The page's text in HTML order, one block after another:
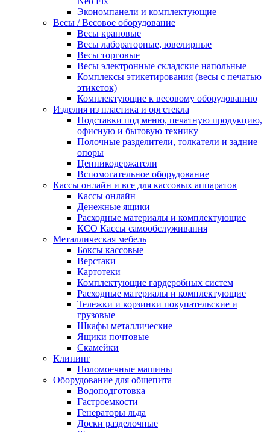
Экономпанели и комплектующие
Весы / Весовое оборудование
Весы крановые
Весы лабораторные, ювелирные
Весы торговые
Весы электронные складские напольные
Комплексы этикетирования (весы с печатью
этикеток)
Комплектующие к весовому оборудованию
Изделия из пластика и оргстекла
Подставки под меню, печатную продукцию,
офисную и бытовую технику
Полочные разделители, толкатели и задние
опоры
Ценникодержатели
Вспомогательное оборудование
Кассы онлайн и все для кассовых аппаратов
Кассы онлайн
Денежные ящики
Расходные материалы и комплектующие
КСО Кассы самообслуживания
Металлическая мебель
Боксы кассовые
Верстаки
Картотеки
Комплектующие гардеробных систем
Расходные материалы и комплектующие
Тележки и корзинки покупательские и
грузовые
Шкафы металлические
Ящики почтовые
Скамейки
Клининг
Поломоечные машины
Оборудование для общепита
Водоподготовка
Гастроемкости
Генераторы льда
Доски разделочные